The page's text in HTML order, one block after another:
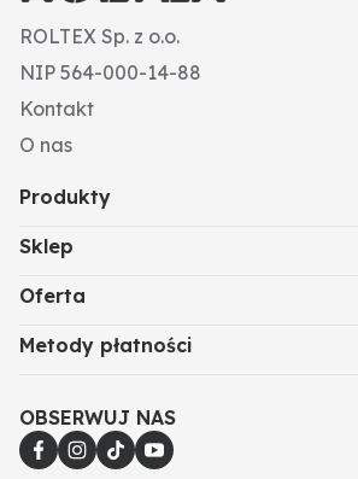
ROLTEX Sp. z o.o.
NIP 564-000-14-88
Kontakt
O nas
Produkty
Sklep
Oferta
Metody płatności
OBSERWUJ NAS